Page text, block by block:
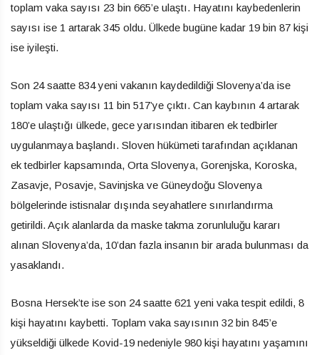
toplam vaka sayısı 23 bin 665’e ulaştı. Hayatını kaybedenlerin
sayısı ise 1 artarak 345 oldu. Ülkede bugüne kadar 19 bin 87 kişi
ise iyileşti.
Son 24 saatte 834 yeni vakanın kaydedildiği Slovenya’da ise
toplam vaka sayısı 11 bin 517’ye çıktı. Can kaybının 4 artarak
180’e ulaştığı ülkede, gece yarısından itibaren ek tedbirler
uygulanmaya başlandı. Sloven hükümeti tarafından açıklanan
ek tedbirler kapsamında, Orta Slovenya, Gorenjska, Koroska,
Zasavje, Posavje, Savinjska ve Güneydoğu Slovenya
bölgelerinde istisnalar dışında seyahatlere sınırlandırma
getirildi. Açık alanlarda da maske takma zorunluluğu kararı
alınan Slovenya’da, 10’dan fazla insanın bir arada bulunması da
yasaklandı.
Bosna Hersek’te ise son 24 saatte 621 yeni vaka tespit edildi, 8
kişi hayatını kaybetti. Toplam vaka sayısının 32 bin 845’e
yükseldiği ülkede Kovid-19 nedeniyle 980 kişi hayatını yaşamını